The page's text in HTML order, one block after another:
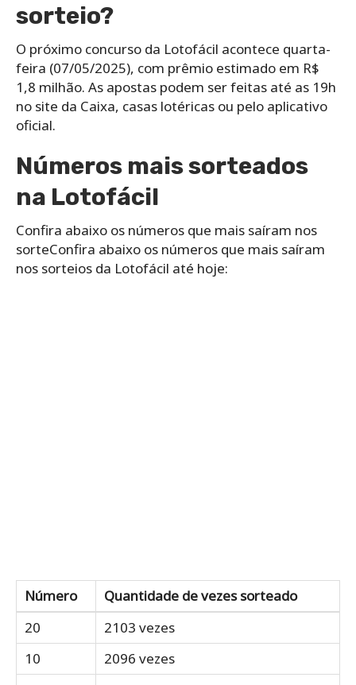
sorteio?
O próximo concurso da Lotofácil acontece quarta-
feira (07/05/2025), com prêmio estimado em R$
1,8 milhão. As apostas podem ser feitas até as 19h
no site da Caixa, casas lotéricas ou pelo aplicativo
oficial.
Números mais sorteados
na Lotofácil
Confira abaixo os números que mais saíram nos
sorteConfira abaixo os números que mais saíram
nos sorteios da Lotofácil até hoje:
Número
Quantidade de vezes sorteado
20
2103 vezes
10
2096 vezes